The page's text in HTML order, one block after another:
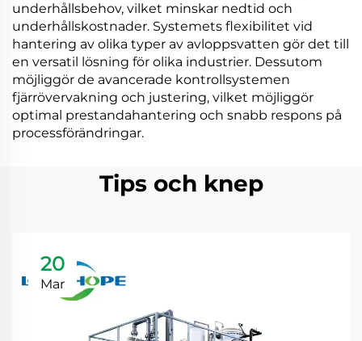
underhållsbehov, vilket minskar nedtid och
underhållskostnader. Systemets flexibilitet vid
hantering av olika typer av avloppsvatten gör det till
en versatil lösning för olika industrier. Dessutom
möjliggör de avancerade kontrollsystemen
fjärrövervakning och justering, vilket möjliggör
optimal prestandahantering och snabb respons på
processförändringar.
Tips och knep
20
Mar